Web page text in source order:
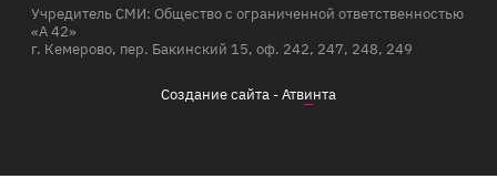
Учредитель СМИ: Общество с ограниченной ответственностью
«А 42»
г. Кемерово, пер. Бакинский 15, оф. 242, 247, 248, 249
Создание сайта -Атвинта